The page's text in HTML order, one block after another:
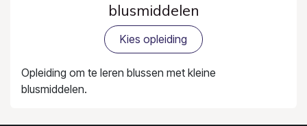
blusmiddelen
Kies opleiding
Opleiding om te leren blussen met kleine
blusmiddelen.